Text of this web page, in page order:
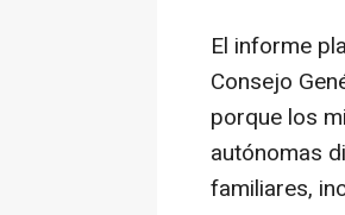
El informe
Consejo
porque los
autónomas
familiares,